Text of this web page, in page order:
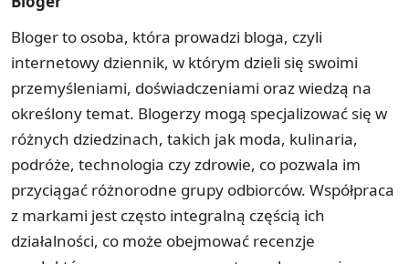
Bloger to osoba, która prowadzi bloga, czyli
internetowy dziennik, w którym dzieli się swoimi
przemyśleniami, doświadczeniami oraz wiedzą na
określony temat. Blogerzy mogą specjalizować się w
różnych dziedzinach, takich jak moda, kulinaria,
podróże, technologia czy zdrowie, co pozwala im
przyciągać różnorodne grupy odbiorców. Współpraca
z markami jest często integralną częścią ich
działalności, co może obejmować recenzje